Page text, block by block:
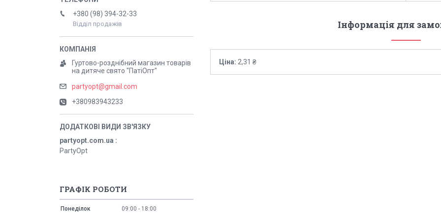
Інформація для
Ціна: 2,31 ₴
+380 (98) 394-32-33
Відділ продажів
Гуртово-розднібний магазин товарів
на дитяче свято "ПатіОпт"
partyopt@gmail.com
+380983943233
partyopt.com.ua
PartyOpt
ГРАФІК РОБОТИ
Понеділок 09:00 18:00